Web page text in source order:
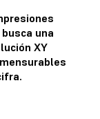
una
XY